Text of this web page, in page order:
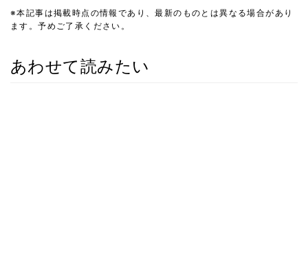
※本記事は掲載時点の情報であり、最新のものとは異なる場合があり
ます。予めご了承ください。
あわせて読みたい